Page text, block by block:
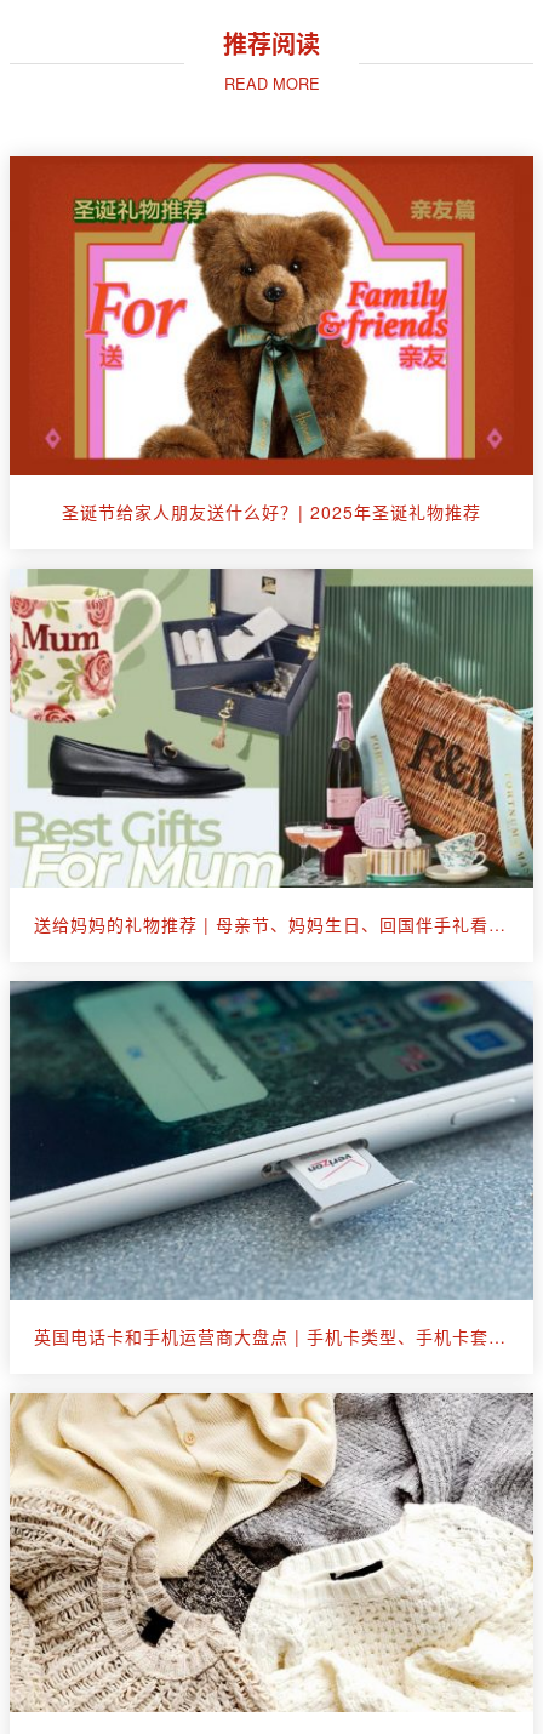
推荐阅读
READ MORE
圣诞节给家人朋友送什么好？| 2025年圣诞礼物推荐
送给妈妈的礼物推荐 | 母亲节、妈妈生日、回国伴手礼看这篇就够了
英国电话卡和手机运营商大盘点 | 手机卡类型、手机卡套餐选购